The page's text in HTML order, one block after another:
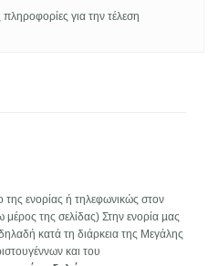
πληροφορίες για την τέλεση
της ενορίας ή τηλεφωνικώς στον
μέρος της σελίδας) Στην ενορία µας
δηλαδή κατά τη διάρκεια της Μεγάλης
και του